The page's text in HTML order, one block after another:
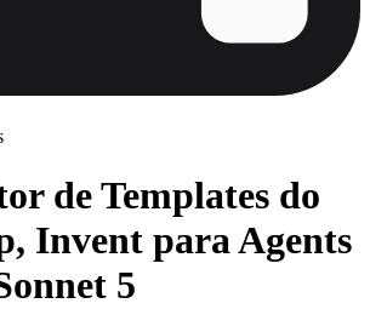
de Templates do
Invent para Agents
5